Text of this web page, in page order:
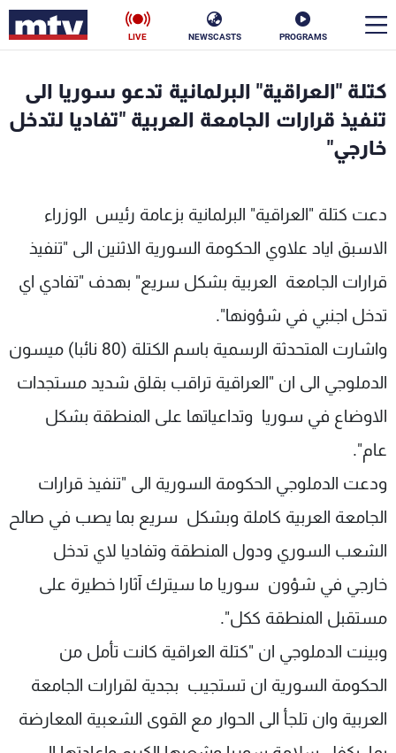
PROGRAMS
NEWSCASTS
LIVE
كتلة "العراقية" البرلمانية تدعو سوريا الى
تنفيذ قرارات الجامعة العربية "تفاديا لتدخل
خارجي"
دعت كتلة "العراقية" البرلمانية بزعامة رئيس الوزراء
الاسبق اياد علاوي الحكومة السورية الاثنين الى "تنفيذ
قرارات الجامعة العربية بشكل سريع" بهدف "تفادي اي
تدخل اجنبي في شؤونها".
واشارت المتحدثة الرسمية باسم الكتلة (80 نائبا) ميسون
الدملوجي الى ان "العراقية تراقب بقلق شديد مستجدات
الاوضاع في سوريا وتداعياتها على المنطقة بشكل
عام".
ودعت الدملوجي الحكومة السورية الى "تنفيذ قرارات
الجامعة العربية كاملة وبشكل سريع بما يصب في صالح
الشعب السوري ودول المنطقة وتفاديا لاي تدخل
خارجي في شؤون سوريا ما سيترك آثارا خطيرة على
مستقبل المنطقة ككل".
وبينت الدملوجي ان "كتلة العراقية كانت تأمل من
الحكومة السورية ان تستجيب بجدية لقرارات الجامعة
العربية وان تلجأ الى الحوار مع القوى الشعبية المعارضة
الأخبار
سياسة
منوعات رياضة
كأس العالم
جدول البرامج
شاهد البرامج
الترددات
عن MTV
الإنـتـاج
وظائف
تواصل معنا
شروط الإسـتخدام
سياسة الخصوصية